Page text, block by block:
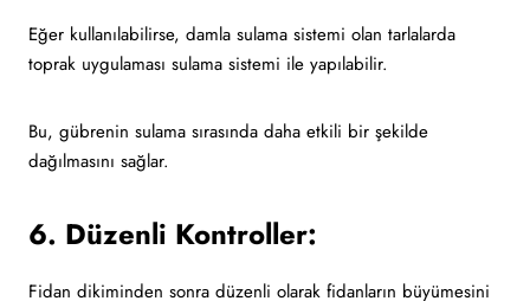
Eğer kullanılabilirse, damla sulama sistemi olan tarlalarda
toprak uygulaması sulama sistemi ile yapılabilir.
Bu, gübrenin sulama sırasında daha etkili bir şekilde
dağılmasını sağlar.
6. Düzenli Kontroller:
Fidan dikiminden sonra düzenli olarak fidanların büyümesini